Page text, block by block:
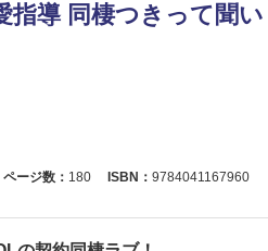
指導 同棲つきって聞い
ページ数： 180 ISBN： 9784041167960